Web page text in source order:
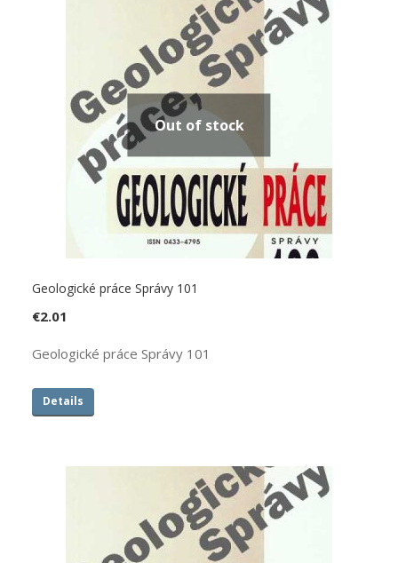
Out of stock
Geologické práce Správy 101
€2.01
Geologické práce Správy 101
Details